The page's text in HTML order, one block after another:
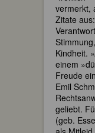
vermerkt,
Zitate
Kindheit.
einem
Freude
Emil
geliebt.
(geb.